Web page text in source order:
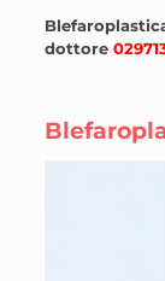
dottore